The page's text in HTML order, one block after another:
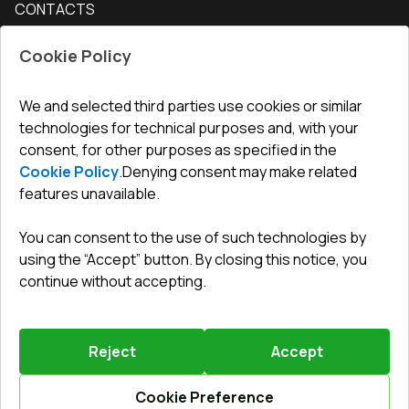
Interior doors
How to measure windows
For companies, cooperation
Conditions for returning goods
Guarantee
CONTACTS
undefined(undefined)
info@toptechnik.com.pl
Polityka prywatności
REGULAMIN
©2026.All right reserved.Powered byVitrager.com.
Report a problem?
Cookie Policy
We and selected third parties use cookies or similar
technologies for technical purposes and, with your
consent, for other purposes as specified in the
Cookie Policy.Denying consent may make related
features unavailable.
You can consent to the use of such technologies by
using the “Accept” button. By closing this notice, you
continue without accepting.
Reject Accept
Cookie Preference